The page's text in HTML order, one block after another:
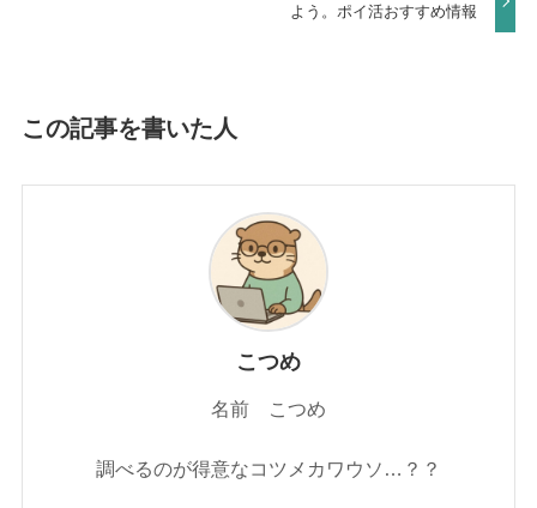
よう。ポイ活おすすめ情報
この記事を書いた人
こつめ
名前 こつめ
調べるのが得意なコツメカワウソ…？？